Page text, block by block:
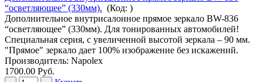
“осветляющее” (330мм). (Код: )
Дополнительное внутрисалонное прямое зеркало BW-836
“осветляющее” (330мм). Для тонированных автомобилей!
Специальная серия, с увеличенной высотой зеркала – 90 мм.
"Прямое" зеркало дает 100% изображение без искажений.
Производитель: Napolex
1700.00 Руб.